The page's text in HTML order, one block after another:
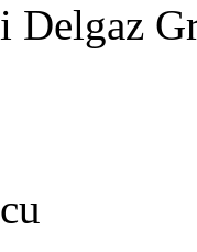
Delgaz